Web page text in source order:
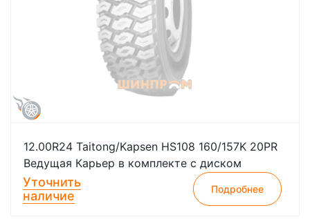
12.00R24 Taitong/Kapsen HS108 160/157K 20PR
Ведущая Карьер в комплекте с диском
Уточнить
наличие
Подробнее